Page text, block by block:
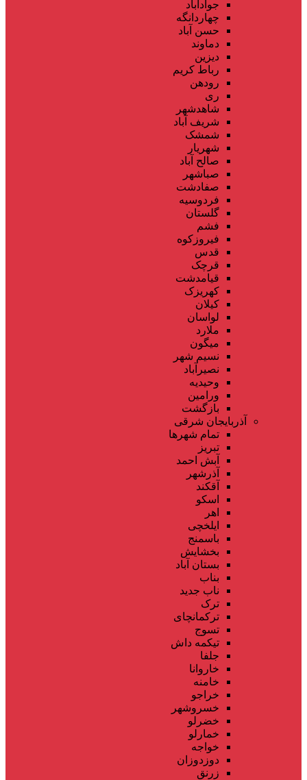
جوادآباد
چهاردانگه
حسن آباد
دماوند
دیزین
رباط کریم
رودهن
ری
شاهدشهر
شریف آباد
شمشک
شهریار
صالح آباد
صباشهر
صفادشت
فردوسیه
گلستان
فشم
فیروزکوه
قدس
قرچک
قیامدشت
کهریزک
کیلان
لواسان
ملارد
میگون
نسیم شهر
نصیرآباد
وحیدیه
ورامین
بازگشت
آذربایجان شرقی
تمام شهر‌ها
تبریز
آبش احمد
آذرشهر
آقکند
اسکو
اهر
ایلخچی
باسمنج
بخشایش
بستان آباد
بناب
ناب جدید
ترک
ترکمانچای
تسوج
تیکمه داش
جلفا
خاروانا
خامنه
خراجو
خسروشهر
خضرلو
خمارلو
خواجه
دوزدوزان
زرنق